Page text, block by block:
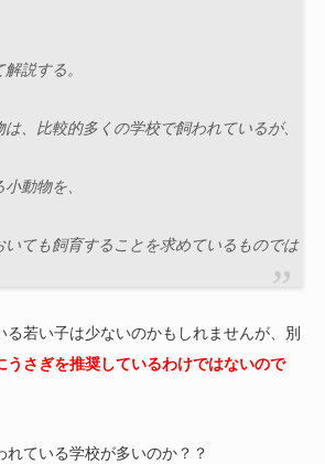
説する。
、比較的多くの学校で飼われているが、
動物を、
いても飼育することを求めているものでは
る若い子は少ないのかもしれませんが、別
うさぎを推奨しているわけではないので
れている学校が多いのか？？